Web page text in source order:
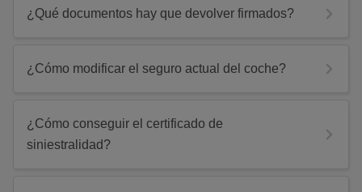
¿Qué documentos hay que devolver firmados?
¿Cómo modificar el seguro actual del coche?
¿Cómo conseguir el certificado de
siniestralidad?